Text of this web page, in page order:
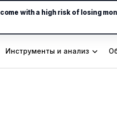
Инструменты и анализ
with a high risk of losing